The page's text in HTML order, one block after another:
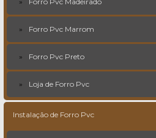
Forro Pvc Marrom
Forro Pvc Preto
Loja de Forro Pvc
Instalação de Forro Pvc